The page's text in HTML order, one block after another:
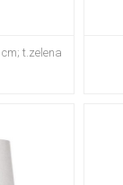
t.zelena